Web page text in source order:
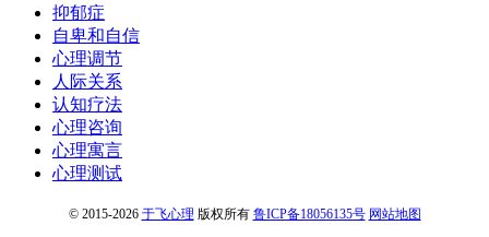
抑郁症
自卑和自信
心理调节
人际关系
认知疗法
心理咨询
心理寓言
心理测试
© 2015-2026 于飞心理 版权所有 鲁ICP备18056135号 网站地图